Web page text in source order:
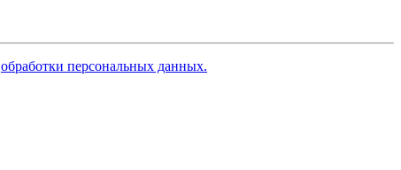
обработки персональных данных.